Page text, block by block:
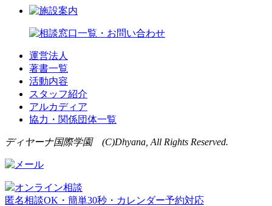
運営法人
著書一覧
活動内容
スタッフ紹介
アルカディア
協力・関係団体一覧
ディヤーナ国際学園 (C)Dhyana, All Rights Reserved.
オンライン相談
匿名相談OK・簡単30秒・カレンダー予約対応